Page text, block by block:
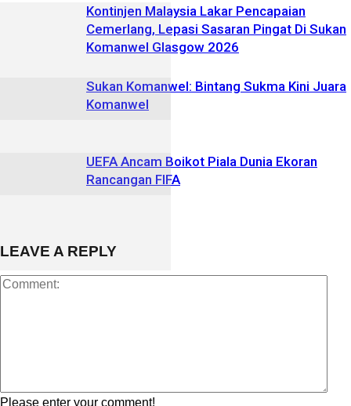
Kontinjen Malaysia Lakar Pencapaian
Cemerlang, Lepasi Sasaran Pingat Di Sukan
Komanwel Glasgow 2026
Sukan Komanwel: Bintang Sukma Kini Juara
Komanwel
UEFA Ancam Boikot Piala Dunia Ekoran
Rancangan FIFA
LEAVE A REPLY
Please enter your comment!